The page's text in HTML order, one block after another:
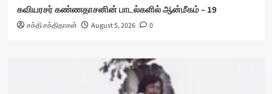
கவியரசர் கண்ணதாசனின் பாடல்களில் ஆன்மீகம் – 19
சக்தி சக்திதாசன் August 5, 2026 0